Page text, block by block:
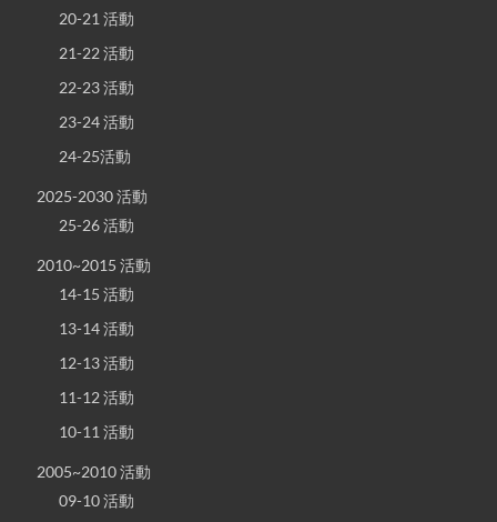
20-21 活動
21-22 活動
22-23 活動
23-24 活動
24-25活動
2025-2030 活動
25-26 活動
2010~2015 活動
14-15 活動
13-14 活動
12-13 活動
11-12 活動
10-11 活動
2005~2010 活動
09-10 活動